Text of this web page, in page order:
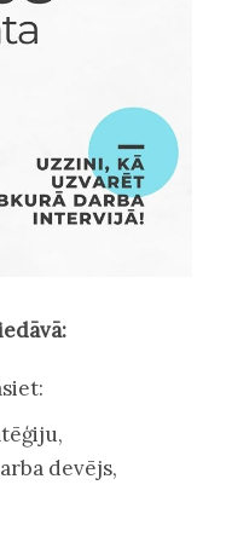
devējs,